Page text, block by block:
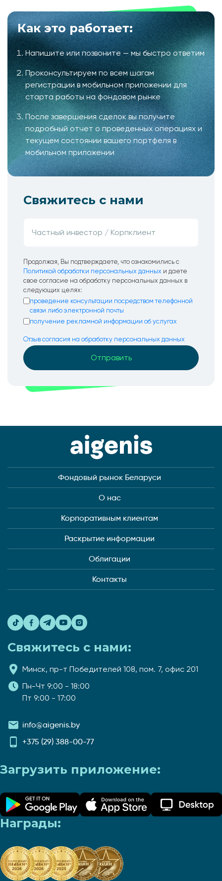
Как это работает:
Напишите или позвоните — мы быстро ответим
Проконсультируем по всем шагам
регистрации в мобильном приложении для
старта работы на фондовом рынке
После завершения сделок вы получите
подробный отчет о проведенных операциях и
текущем состоянии вашего портфеля в
мобильном приложении
Свяжитесь с нами
Продолжая, Вы подтверждаете, что ознакомились с
Политикой обработки персональных данных и даете
свое согласие на обработку персональных данных в
следующих целях:
проведение консультации посредством телефонной
связи либо электронной почты
получение рекламной информации об услугах
Отзыв согласия на обработку персональных данных
Фондовый рынок Беларуси
О нас
Корпоративным клиентам
Раскрытие информации
Облигации
Контакты
Свяжитесь с нами:
Минск, пр-т Победителей 108, пом. 7, офис 201
Пн-Чт 9:00 - 18:00
Пт 9:00 - 17:00
info@aigenis.by
+375 (29) 388-00-77
Загрузить приложение:
Награды: